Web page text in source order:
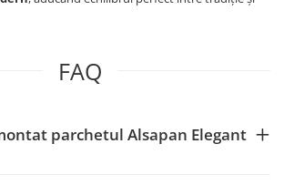
FAQ
parchetul Alsapan Elegant